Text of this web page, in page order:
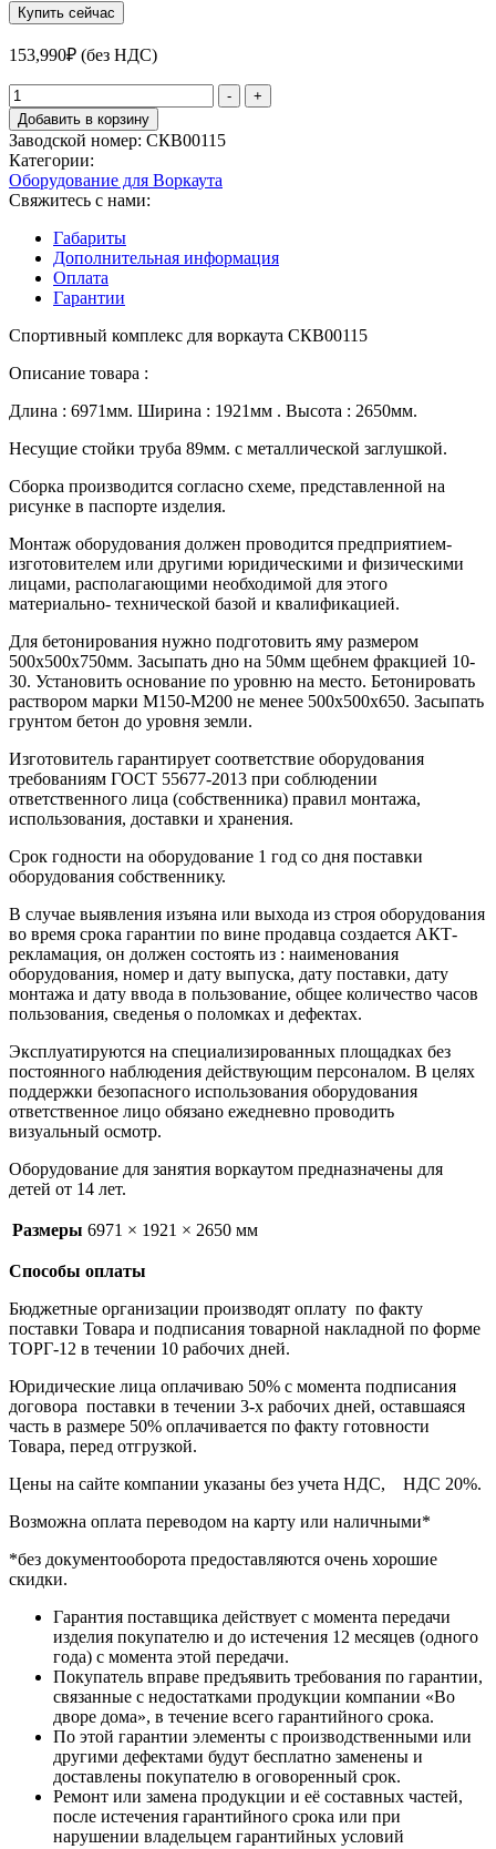
Купить сейчас
153,990₽ (без НДС)
Количество
товара
Спортивный
комплекс
для
воркаута
СКВ00115
-
+
Добавить в корзину
Заводской номер: СКВ00115
Категории:
Оборудование для Воркаута
Свяжитесь с нами:
Габариты
Дополнительная информация
Оплата
Гарантии
Спортивный комплекс для воркаута СКВ00115
Описание товара :
Длина : 6971мм. Ширина : 1921мм . Высота : 2650мм.
Несущие стойки труба 89мм. с металлической заглушкой.
Сборка производится согласно схеме, представленной на
рисунке в паспорте изделия.
Монтаж оборудования должен проводится предприятием-
изготовителем или другими юридическими и физическими
лицами, располагающими необходимой для этого
материально- технической базой и квалификацией.
Для бетонирования нужно подготовить яму размером
500х500х750мм. Засыпать дно на 50мм щебнем фракцией 10-
30. Установить основание по уровню на место. Бетонировать
раствором марки М150-М200 не менее 500х500х650. Засыпать
грунтом бетон до уровня земли.
Изготовитель гарантирует соответствие оборудования
требованиям ГОСТ 55677-2013 при соблюдении
ответственного лица (собственника) правил монтажа,
использования, доставки и хранения.
Срок годности на оборудование 1 год со дня поставки
оборудования собственнику.
В случае выявления изъяна или выхода из строя оборудования
во время срока гарантии по вине продавца создается АКТ-
рекламация, он должен состоять из : наименования
оборудования, номер и дату выпуска, дату поставки, дату
монтажа и дату ввода в пользование, общее количество часов
пользования, сведенья о поломках и дефектах.
Эксплуатируются на специализированных площадках без
постоянного наблюдения действующим персоналом. В целях
поддержки безопасного использования оборудования
ответственное лицо обязано ежедневно проводить
визуальный осмотр.
Оборудование для занятия воркаутом предназначены для
детей от 14 лет.
Размеры 6971 × 1921 × 2650 мм
Способы оплаты
Бюджетные организации производят оплату по факту
поставки Товара и подписания товарной накладной по форме
ТОРГ-12 в течении 10 рабочих дней.
Юридические лица оплачиваю 50% с момента подписания
договора поставки в течении 3-х рабочих дней, оставшаяся
часть в размере 50% оплачивается по факту готовности
Товара, перед отгрузкой.
Цены на сайте компании указаны без учета НДС, НДС 20%.
Возможна оплата переводом на карту или наличными*
*без документооборота предоставляются очень хорошие
скидки.
Гарантия поставщика действует с момента передачи
изделия покупателю и до истечения 12 месяцев (одного
года) с момента этой передачи.
Покупатель вправе предъявить требования по гарантии,
связанные с недостатками продукции компании «Во
дворе дома», в течение всего гарантийного срока.
По этой гарантии элементы с производственными или
другими дефектами будут бесплатно заменены и
доставлены покупателю в оговоренный срок.
Ремонт или замена продукции и её составных частей,
после истечения гарантийного срока или при
нарушении владельцем гарантийных условий